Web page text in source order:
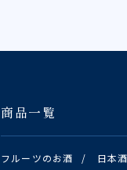
商品一覧
フルーツのお酒 / 日本酒